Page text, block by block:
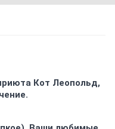
Кот Леопольд,